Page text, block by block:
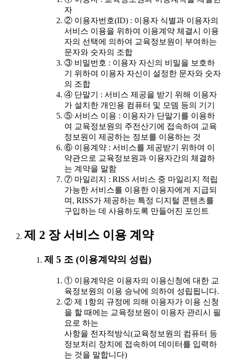
자
② 이용자번호(ID) : 이용자 식별과 이용자의
서비스 이용을 위하여 이용계약 체결시 이용
자의 선택에 의하여 교육정보원이 부여하는
문자와 숫자의 조합
③ 비밀번호 : 이용자 자신의 비밀을 보호하
기 위하여 이용자 자신이 설정한 문자와 숫자
의 조합
④ 단말기 : 서비스 제공을 받기 위해 이용자
가 설치한 개인용 컴퓨터 및 모뎀 등의 기기
⑤ 서비스 이용 : 이용자가 단말기를 이용하
여 교육정보원의 주전산기에 접속하여 교육
정보원이 제공하는 정보를 이용하는 것
⑥ 이용계약 : 서비스를 제공받기 위하여 이
약관으로 교육정보원과 이용자간의 체결하
는 계약을 말함
⑦ 마일리지 : RISS 서비스 중 마일리지 적립
가능한 서비스를 이용한 이용자에게 지급되
며, RISS가 제공하는 특정 디지털 콘텐츠를
구입하는 데 사용하도록 만들어진 포인트
제 2 장 서비스 이용 계약
제 5 조 (이용계약의 성립)
① 이용계약은 이용자의 이용신청에 대한 교
육정보원의 이용 승낙에 의하여 성립됩니다.
② 제 1항의 규정에 의해 이용자가 이용 신청
을 할 때에는 교육정보원이 이용자 관리시 필
요로 하는
사항을 전자적방식(교육정보원의 컴퓨터 등
정보처리 장치에 접속하여 데이터를 입력하
는 것을 말합니다)